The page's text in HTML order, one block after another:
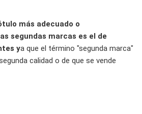
más adecuado o
segundas marcas es el de
ya que el término "segunda marca"
calidad o de que se vende